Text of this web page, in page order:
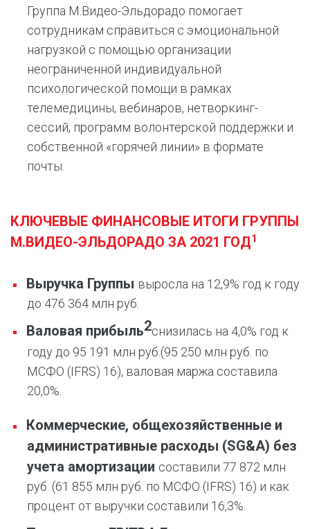
Группа М.Видео-Эльдорадо помогает
сотрудникам справиться с эмоциональной
нагрузкой с помощью организации
неограниченной индивидуальной
психологической помощи в рамках
телемедицины, вебинаров, нетворкинг-
сессий, программ волонтерской поддержки и
собственной «горячей линии» в формате
почты.
КЛЮЧЕВЫЕ ФИНАНСОВЫЕ ИТОГИ ГРУППЫ
М.ВИДЕО-ЭЛЬДОРАДО ЗА 2021 ГОД1
Выручка Группы выросла на 12,9% год к году
до 476 364 млн руб.
Валовая прибыль2снизилась на 4,0% год к
году до 95 191 млн руб. (95 250 млн руб. по
МСФО (IFRS) 16), валовая маржа составила
20,0%.
Коммерческие, общехозяйственные и
административные расходы (SG&A) без
учета амортизации составили 77 872 млн
руб. (61 855 млн руб. по МСФО (IFRS) 16) и как
процент от выручки составили 16,3%.